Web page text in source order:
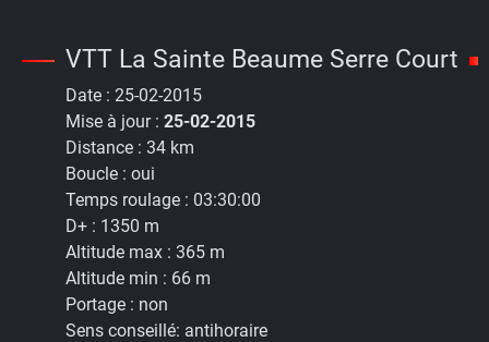
VTT La Sainte Beaume Serre Court
Date : 25-02-2015
Mise à jour : 25-02-2015
Distance : 34 km
Boucle : oui
Temps roulage : 03:30:00
D+ : 1350 m
Altitude max : 365 m
Altitude min : 66 m
Portage : non
Sens conseillé: antihoraire